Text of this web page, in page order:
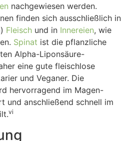
nachgewiesen werden.
finden sich ausschließlich in
Fleisch und in Innereien, wie
Spinat ist die pflanzliche
Alpha-Liponsäure-
eine gute fleischlose
und Veganer. Die
hervorragend im Magen-
und anschließend schnell im
vi